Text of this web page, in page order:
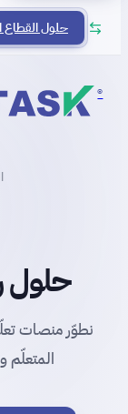
حلول
®
حلول
نطوّر منصات
المتعلّم